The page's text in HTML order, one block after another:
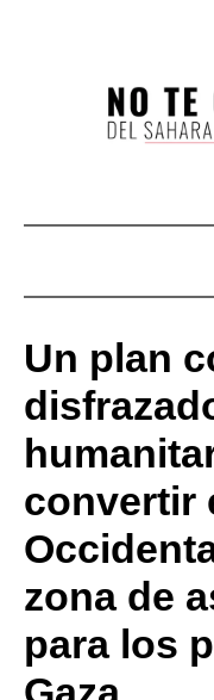
Un plan
convertir
zona de
para los